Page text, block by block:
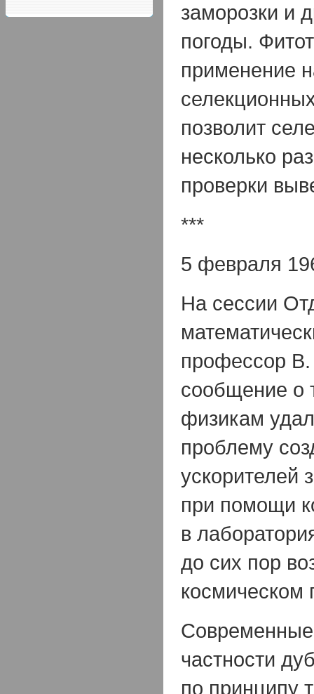
заморозки и
погоды.
применение
позволит
несколько
проверки
***
5 февраля
На сессии
профессор
сообщение о
физикам
проблему
ускорителей
при помощи
в
до сих пор
космическом
Современные
частности
по принципу